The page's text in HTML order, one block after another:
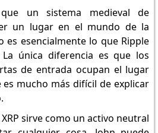
un sistema medieval de
un lugar en el mundo de la
esencialmente lo que Ripple
única diferencia es que los
de entrada ocupan el lugar
mucho más difícil de explicar
sirve como un activo neutral